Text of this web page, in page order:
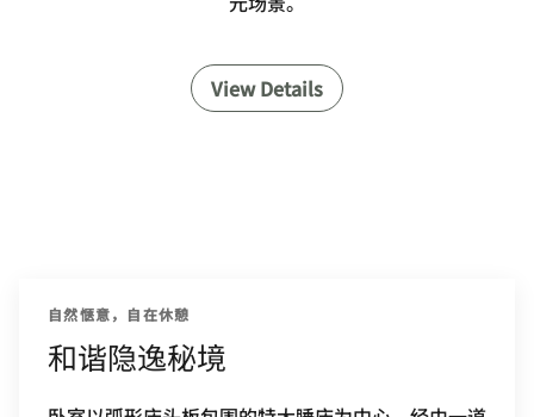
View Details
自然惬意，自在休憩
和谐隐逸秘境